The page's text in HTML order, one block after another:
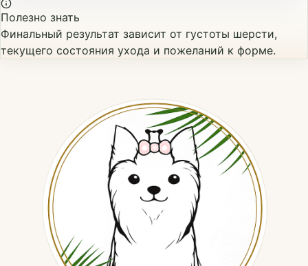
Полезно знать
Финальный результат зависит от густоты шерсти,
текущего состояния ухода и пожеланий к форме.